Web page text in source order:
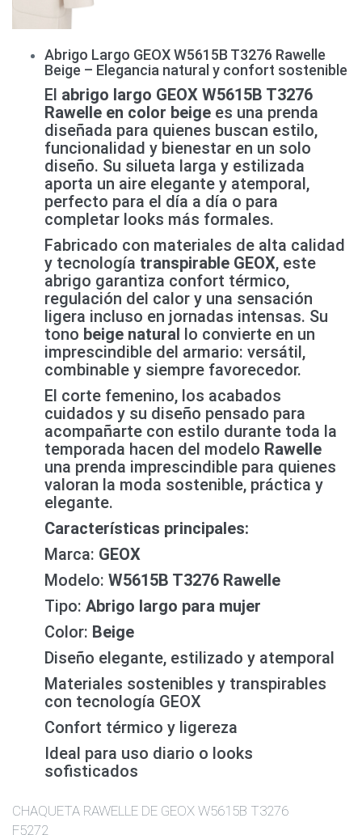
Abrigo Largo GEOX W5615B T3276 Rawelle
Beige – Elegancia natural y confort sostenible
El abrigo largo GEOX W5615B T3276
Rawelle en color beige es una prenda
diseñada para quienes buscan estilo,
funcionalidad y bienestar en un solo
diseño. Su silueta larga y estilizada
aporta un aire elegante y atemporal,
perfecto para el día a día o para
completar looks más formales.
Fabricado con materiales de alta calidad
y tecnología transpirable GEOX, este
abrigo garantiza confort térmico,
regulación del calor y una sensación
ligera incluso en jornadas intensas. Su
tono beige natural lo convierte en un
imprescindible del armario: versátil,
combinable y siempre favorecedor.
El corte femenino, los acabados
cuidados y su diseño pensado para
acompañarte con estilo durante toda la
temporada hacen del modelo Rawelle
una prenda imprescindible para quienes
valoran la moda sostenible, práctica y
elegante.
Características principales:
Marca: GEOX
Modelo: W5615B T3276 Rawelle
Tipo: Abrigo largo para mujer
Color: Beige
Diseño elegante, estilizado y atemporal
Materiales sostenibles y transpirables
con tecnología GEOX
Confort térmico y ligereza
Ideal para uso diario o looks
sofisticados
CHAQUETA RAWELLE DE GEOX W5615B T3276
F5272